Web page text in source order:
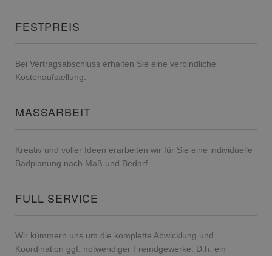
FESTPREIS
Bei Vertragsabschluss erhalten Sie eine verbindliche
Kostenaufstellung.
MASSARBEIT
Kreativ und voller Ideen erarbeiten wir für Sie eine individuelle
Badplanung nach Maß und Bedarf.
FULL SERVICE
Wir kümmern uns um die komplette Abwicklung und
Koordination ggf. notwendiger Fremdgewerke. D.h. ein